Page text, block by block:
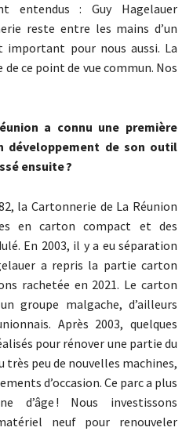
entendus : Guy Hagelauer
reste entre les mains d’un
important pour nous aussi. La
ce point de vue commun. Nos
a connu une première
développement de son outil
ensuite ?
la Cartonnerie de La Réunion
en carton compact et des
En 2003, il y a eu séparation
a repris la partie carton
rachetée en 2021. Le carton
groupe malgache, d’ailleurs
Après 2003, quelques
pour rénover une partie du
très peu de nouvelles machines,
d’occasion. Ce parc a plus
d’âge ! Nous investissons
neuf pour renouveler